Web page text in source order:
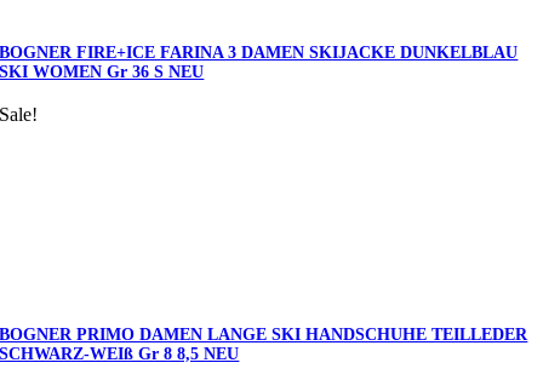
BOGNER FIRE+ICE FARINA 3 DAMEN SKIJACKE DUNKELBLAU
SKI WOMEN Gr 36 S NEU
Sale!
BOGNER PRIMO DAMEN LANGE SKI HANDSCHUHE TEILLEDER
SCHWARZ-WEIß Gr 8 8,5 NEU